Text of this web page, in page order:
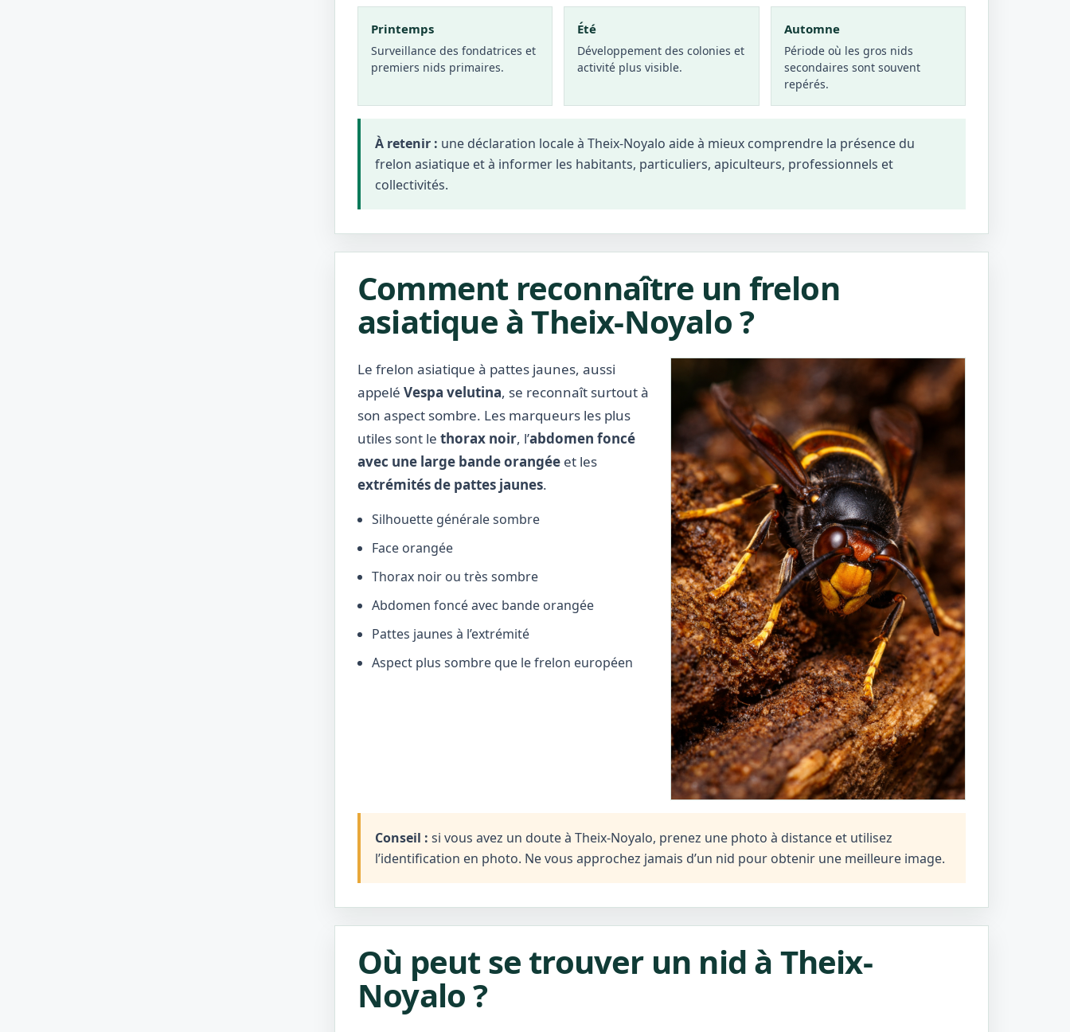
Printemps
Surveillance des fondatrices et
premiers nids primaires.
Été
Développement des colonies et
activité plus visible.
Automne
Période où les gros nids
secondaires sont souvent
repérés.
À retenir : une déclaration locale à Theix-Noyalo aide à mieux comprendre la présence du
frelon asiatique et à informer les habitants, particuliers, apiculteurs, professionnels et
collectivités.
Comment reconnaître un frelon
asiatique à Theix-Noyalo ?
Le frelon asiatique à pattes jaunes, aussi
appelé Vespa velutina, se reconnaît surtout à
son aspect sombre. Les marqueurs les plus
utiles sont le thorax noir, l’abdomen foncé
avec une large bande orangée et les
extrémités de pattes jaunes.
Silhouette générale sombre
Face orangée
Thorax noir ou très sombre
Abdomen foncé avec bande orangée
Pattes jaunes à l’extrémité
Aspect plus sombre que le frelon européen
Conseil : si vous avez un doute à Theix-Noyalo, prenez une photo à distance et utilisez
l’identification en photo. Ne vous approchez jamais d’un nid pour obtenir une meilleure image.
Où peut se trouver un nid à Theix-
Noyalo ?